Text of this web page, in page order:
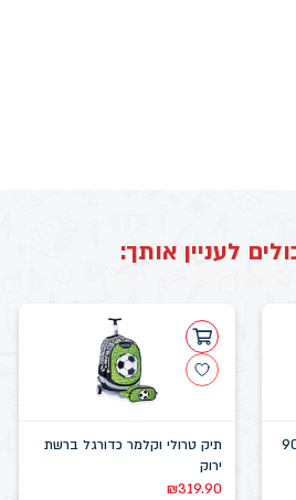
לעניין אותך:
תיק טרולי וקלמר כדורגל ברשת
ירוק
₪319.90